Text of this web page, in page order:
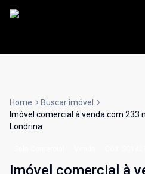
Home
Buscar imóvel
Imóvel comercial à venda com 233
Londrina
Imóvel comercial à